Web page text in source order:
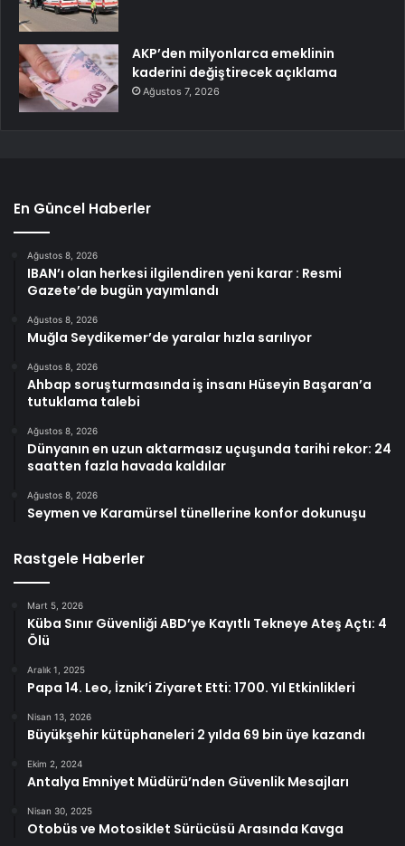
AKP’den milyonlarca emeklinin
kaderini değiştirecek açıklama
Ağustos 7, 2026
En Güncel Haberler
Ağustos 8, 2026
IBAN’ı olan herkesi ilgilendiren yeni karar : Resmi
Gazete’de bugün yayımlandı
Ağustos 8, 2026
Muğla Seydikemer’de yaralar hızla sarılıyor
Ağustos 8, 2026
Ahbap soruşturmasında iş insanı Hüseyin Başaran’a
tutuklama talebi
Ağustos 8, 2026
Dünyanın en uzun aktarmasız uçuşunda tarihi rekor: 24
saatten fazla havada kaldılar
Ağustos 8, 2026
Seymen ve Karamürsel tünellerine konfor dokunuşu
Rastgele Haberler
Mart 5, 2026
Küba Sınır Güvenliği ABD’ye Kayıtlı Tekneye Ateş Açtı: 4
Ölü
Aralık 1, 2025
Papa 14. Leo, İznik’i Ziyaret Etti: 1700. Yıl Etkinlikleri
Nisan 13, 2026
Büyükşehir kütüphaneleri 2 yılda 69 bin üye kazandı
Ekim 2, 2024
Antalya Emniyet Müdürü’nden Güvenlik Mesajları
Nisan 30, 2025
Otobüs ve Motosiklet Sürücüsü Arasında Kavga